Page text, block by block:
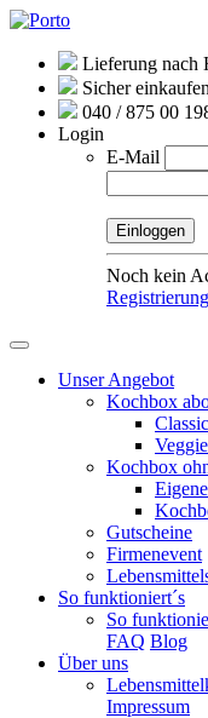
Lieferung nach
Sicher einkaufen
040 / 875 00
Login
E-Mail
Noch kein
Registrierung
Unser Angebot
Kochbox
Kochbox
Gutscheine
Firmenevent
So funktioniert´s
So
FAQ Blog
Über uns
Impressum